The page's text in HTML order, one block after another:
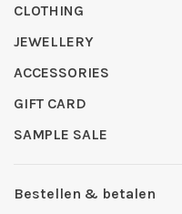
CLOTHING
JEWELLERY
ACCESSORIES
GIFT CARD
SAMPLE SALE
Bestellen & betalen